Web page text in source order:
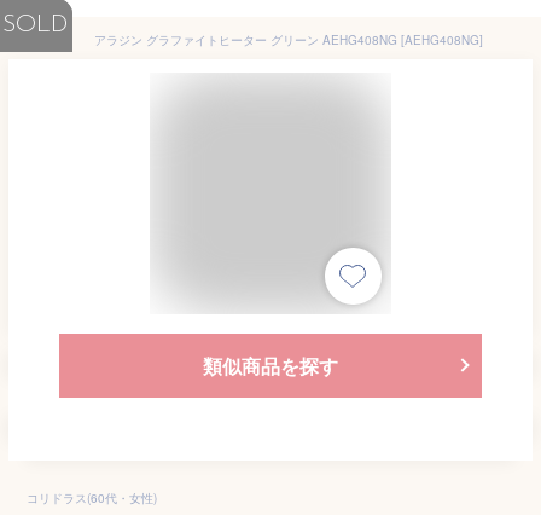
SOLD
アラジン グラファイトヒーター グリーン AEHG408NG [AEHG408NG]
類似商品を探す
コリドラス(60代・女性)